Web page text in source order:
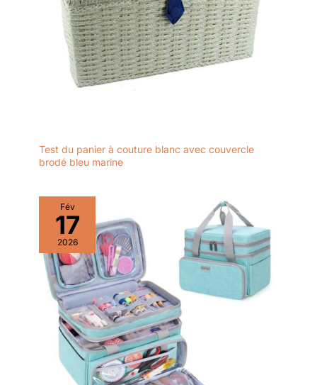
Test du panier à couture blanc avec couvercle
brodé bleu marine
Fév
17
2026